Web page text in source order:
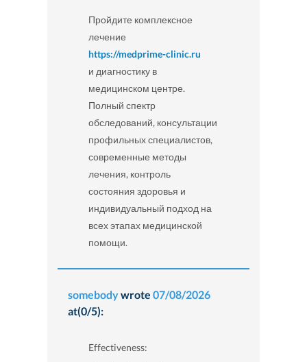
Пройдите комплексное
лечение
https://medprime-clinic.ru
и диагностику в
медицинском центре.
Полный спектр
обследований, консультации
профильных специалистов,
современные методы
лечения, контроль
состояния здоровья и
индивидуальный подход на
всех этапах медицинской
помощи.
somebodywrote 07/08/2026
at(0/5):
Effectiveness: